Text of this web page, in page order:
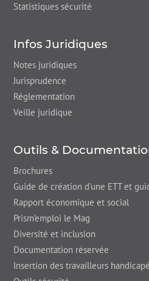
Statistiques sécurité
Infos Juridiques
Notes juridiques
Jurisprudence
Réglementation
Veille juridique
Outils &
Brochures
Guide de création d'une ETT et
Rapport économique et social
Prism’emploi le Mag
Diversité et inclusion
Documentation réservée
Insertion des travailleurs